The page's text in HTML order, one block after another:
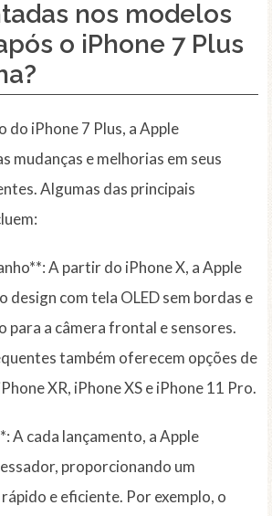
nos modelos
o iPhone 7 Plus
do iPhone 7 Plus, a Apple
mudanças e melhorias em seus
Algumas das principais
A partir do iPhone X, a Apple
design com tela OLED sem bordas e
para a câmera frontal e sensores.
também oferecem opções de
XR, iPhone XS e iPhone 11 Pro.
A cada lançamento, a Apple
proporcionando um
e eficiente. Por exemplo, o